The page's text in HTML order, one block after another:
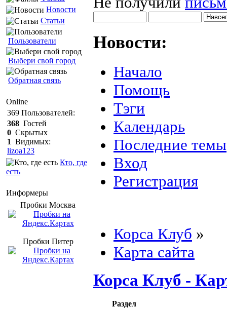
Новости
Статьи
Пользователи
Выбери свой город
Обратная связь
Online
369 Пользователей:
368 Гостей
0 Скрытых
1 Видимых:
lizoa123
Кто, где
есть
Информеры
Пробки Mосква
Пробки Питер
Новости:
Начало
Помощь
Тэги
Календарь
Последние темы
Вход
Регистрация
Корса Клуб »
Карта сайта
Корса Клуб -
Раздел